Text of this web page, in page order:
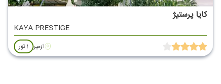
کایا پرستیژ
KAYA PRESTIGE
ازمیر 1 تور